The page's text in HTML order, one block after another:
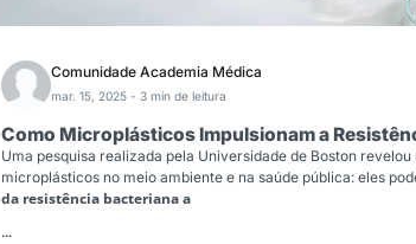
Comunidade Academia Médica
mar. 15, 2025 - 3 min de leitura
Como Microplásticos Impulsionam a
Uma pesquisa realizada pela Universidade de Boston
microplásticos no meio ambiente e na saúde pública: eles
da resistência bacteriana a
...